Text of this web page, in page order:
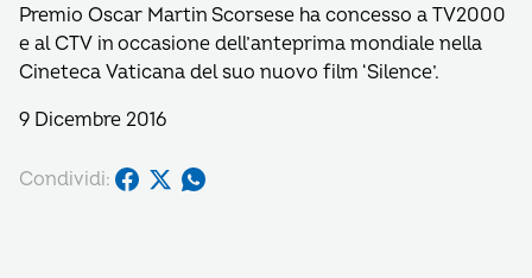
Premio Oscar Martin Scorsese ha concesso a TV2000
e al CTV in occasione dell’anteprima mondiale nella
Cineteca Vaticana del suo nuovo film ‘Silence’.
9 Dicembre 2016
Condividi: